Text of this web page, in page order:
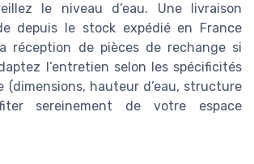
le niveau d’eau. Une livraison
depuis le stock expédié en France
réception de pièces de rechange si
l’entretien selon les spécificités
(dimensions, hauteur d’eau, structure
sereinement de votre espace